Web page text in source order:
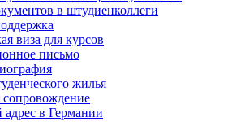
в штудиенколлеги
виза для курсов
письмо
жилья
сопровождение
в Германии